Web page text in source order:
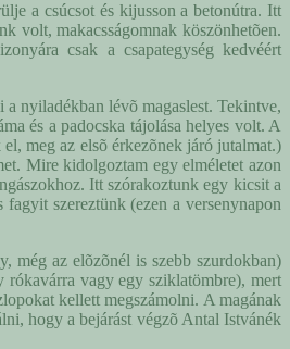
a csúcsot és kijusson a betonútra. Itt
volt, makacsságomnak köszönhetõen.
csak a csapategység kedvéért
nyiladékban lévõ magaslest. Tekintve,
és a padocska tájolása helyes volt. A
meg az elsõ érkezõnek járó jutalmat.)
Mire kidolgoztam egy elméletet azon
Itt szórakoztunk egy kicsit a
szereztünk (ezen a versenynapon
még az elõzõnél is szebb szurdokban)
vagy egy sziklatömbre), mert
kellett megszámolni. A magának
hogy a bejárást végzõ Antal Istvánék